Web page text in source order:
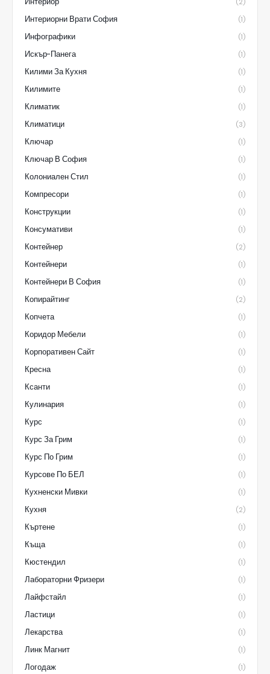
Интериорни Врати София (1)
Инфографики (1)
Искър-Панега (1)
Килими За Кухня (1)
Килимите (1)
Климатик (1)
Климатици (3)
Ключар (1)
Ключар В София (1)
Колониален Стил (1)
Компресори (1)
Конструкции (1)
Консумативи (1)
Контейнер (2)
Контейнери (1)
Контейнери В София (1)
Копирайтинг (2)
Копчета (1)
Коридор Мебели (1)
Корпоративен Сайт (1)
Кресна (1)
Ксанти (1)
Кулинария (1)
Курс (1)
Курс За Грим (1)
Курс По Грим (1)
Курсове По БЕЛ (1)
Кухненски Мивки (1)
Кухня (2)
Къртене (1)
Къща (1)
Кюстендил (1)
Лабораторни Фризери (1)
Лайфстайл (1)
Ластици (1)
Лекарства (1)
Линк Магнит (1)
Логодаж (1)